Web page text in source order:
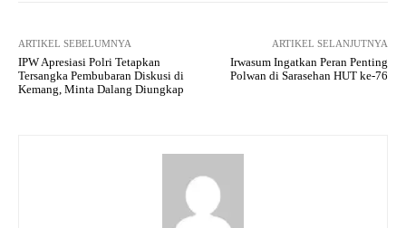
ARTIKEL SEBELUMNYA
IPW Apresiasi Polri Tetapkan
Tersangka Pembubaran Diskusi di
Kemang, Minta Dalang Diungkap
ARTIKEL SELANJUTNYA
Irwasum Ingatkan Peran Penting
Polwan di Sarasehan HUT ke-76